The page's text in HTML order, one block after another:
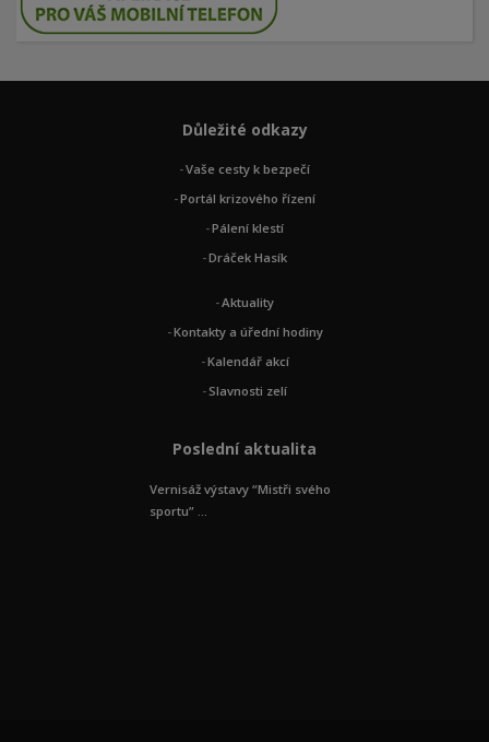
Důležité odkazy
Vaše cesty k bezpečí
Portál krizového řízení
Pálení klestí
Dráček Hasík
Aktuality
Kontakty a úřední hodiny
Kalendář akcí
Slavnosti zelí
Poslední aktualita
Vernisáž výstavy “Mistři svého
sportu” ...